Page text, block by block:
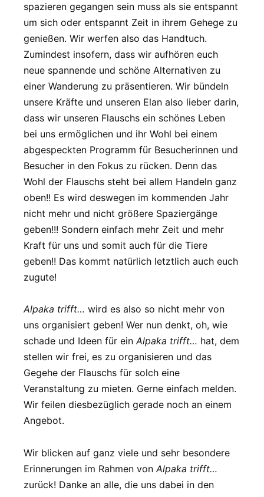
spazieren gegangen sein muss als sie entspannt
um sich oder entspannt Zeit in ihrem Gehege zu
genießen. Wir werfen also das Handtuch.
Zumindest insofern, dass wir aufhören euch
neue spannende und schöne Alternativen zu
einer Wanderung zu präsentieren. Wir bündeln
unsere Kräfte und unseren Elan also lieber darin,
dass wir unseren Flauschs ein schönes Leben
bei uns ermöglichen und ihr Wohl bei einem
abgespeckten Programm für Besucherinnen und
Besucher in den Fokus zu rücken. Denn das
Wohl der Flauschs steht bei allem Handeln ganz
oben!! Es wird deswegen im kommenden Jahr
nicht mehr und nicht größere Spaziergänge
geben!!! Sondern einfach mehr Zeit und mehr
Kraft für uns und somit auch für die Tiere
geben!! Das kommt natürlich letztlich auch euch
zugute!
Alpaka trifft… wird es also so nicht mehr von
uns organisiert geben! Wer nun denkt, oh, wie
schade und Ideen für einAlpaka trifft… hat, dem
stellen wir frei, es zu organisieren und das
Gegehe der Flauschs für solch eine
Veranstaltung zu mieten. Gerne einfach melden.
Wir feilen diesbezüglich gerade noch an einem
Angebot.
Wir blicken auf ganz viele und sehr besondere
Erinnerungen im Rahmen von Alpaka trifft…
zurück! Danke an alle, die uns dabei in den